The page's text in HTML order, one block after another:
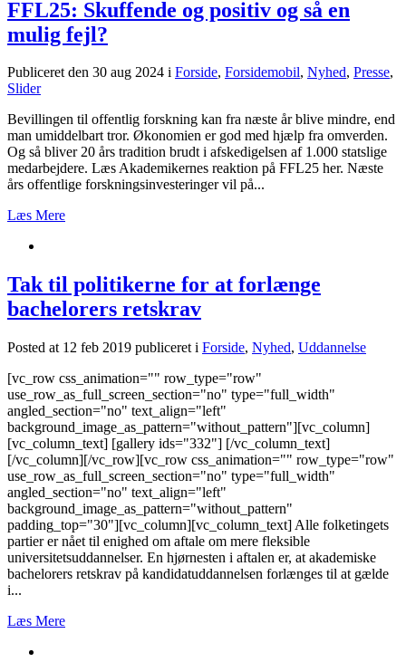
FFL25: Skuffende og positiv og så en
mulig fejl?
Publiceret den 30 aug 2024 i Forside, Forsidemobil, Nyhed, Presse,
Slider
Bevillingen til offentlig forskning kan fra næste år blive mindre, end
man umiddelbart tror. Økonomien er god med hjælp fra omverden.
Og så bliver 20 års tradition brudt i afskedigelsen af 1.000 statslige
medarbejdere. Læs Akademikernes reaktion på FFL25 her. Næste
års offentlige forskningsinvesteringer vil på...
Læs Mere
Tak til politikerne for at forlænge
bachelorers retskrav
Posted at 12 feb 2019 publiceret i Forside, Nyhed, Uddannelse
[vc_row css_animation="" row_type="row"
use_row_as_full_screen_section="no" type="full_width"
angled_section="no" text_align="left"
background_image_as_pattern="without_pattern"][vc_column]
[vc_column_text] [gallery ids="332"] [/vc_column_text]
[/vc_column][/vc_row][vc_row css_animation="" row_type="row"
use_row_as_full_screen_section="no" type="full_width"
angled_section="no" text_align="left"
background_image_as_pattern="without_pattern"
padding_top="30"][vc_column][vc_column_text] Alle folketingets
partier er nået til enighed om aftale om mere fleksible
universitetsuddannelser. En hjørnesten i aftalen er, at akademiske
bachelorers retskrav på kandidatuddannelsen forlænges til at gælde
i...
Læs Mere